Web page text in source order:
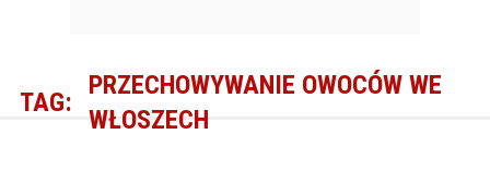
TAG:
PRZECHOWYWANIE OWOCÓW WE
WŁOSZECH